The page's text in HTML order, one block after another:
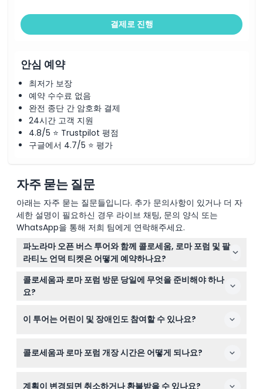
취소 정책 결제로 진행
안심 예약
최저가 보장
예약 수수료 없음
완전 종단 간 암호화 결제
24시간 고객 지원
4.8/5 ⭐ Trustpilot 평점
구글에서 4.7/5 ⭐ 평가
자주 묻는 질문
아래는 자주 묻는 질문들입니다. 추가 문의사항이 있거나 더 자
세한 설명이 필요하신 경우 라이브 채팅, 문의 양식 또는
WhatsApp을 통해 저희 팀에게 연락해주세요.
파노라마 오픈 버스 투어와 함께 콜로세움, 로마 포럼 및 팔
라티노 언덕 티켓은 어떻게 예약하나요?
이 웹사이트에서 간편하게 온라인으로 티켓을 예약할 수 있
습니다. 원하는 날짜를 선택하시고 예약 과정 중에 이용 가
능 여부를 확인하여 자리를 확보하세요.
콜로세움과 로마 포럼 방문 당일에 무엇을 준비해야 하나
요?
과 날씨에 맞는 옷차림을 준비하세요. 원활한 입장을 위해
이 투어는 어린이 및 장애인도 참여할 수 있나요?
이상은 성인 요금을 지불합니다. 장애인은 유효 신분증 제
콜로세움과 로마 포럼 개장 시간은 어떻게 되나요?
계절에 따라 다릅니다. 로마 포럼과 팔라티노 언덕은 오전
계획이 변경되면 취소하거나 환불받을 수 있나요?